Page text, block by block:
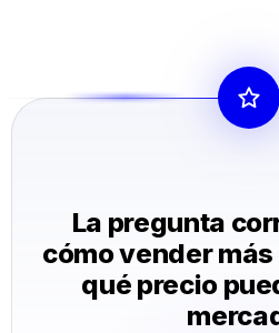
La pregunta
cómo vender
qué precio